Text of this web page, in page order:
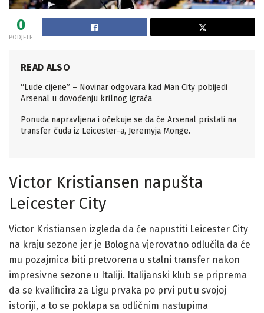
0
PODJELE
READ ALSO
“Lude cijene” – Novinar odgovara kad Man City pobijedi
Arsenal u dovođenju krilnog igrača
Ponuda napravljena i očekuje se da će Arsenal pristati na
transfer čuda iz Leicester-a, Jeremyja Monge.
Victor Kristiansen napušta
Leicester City
Victor Kristiansen izgleda da će napustiti Leicester City
na kraju sezone jer je Bologna vjerovatno odlučila da će
mu pozajmica biti pretvorena u stalni transfer nakon
impresivne sezone u Italiji. Italijanski klub se priprema
da se kvalificira za Ligu prvaka po prvi put u svojoj
istoriji, a to se poklapa sa odličnim nastupima